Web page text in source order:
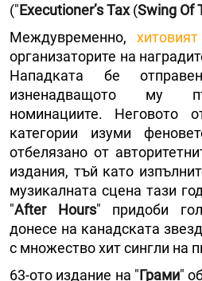
("Executioner’s Tax(Swing Of
Междувременно,
организаторите на
Нападката бе
изненадващото му
номинациите. Неговото
категории изуми
отбелязано от
издания, тъй като
музикалната сцена тази
"After Hours" придоби
донесе на канадската
с множество хит сингли на
63-ото издание на "Грами"